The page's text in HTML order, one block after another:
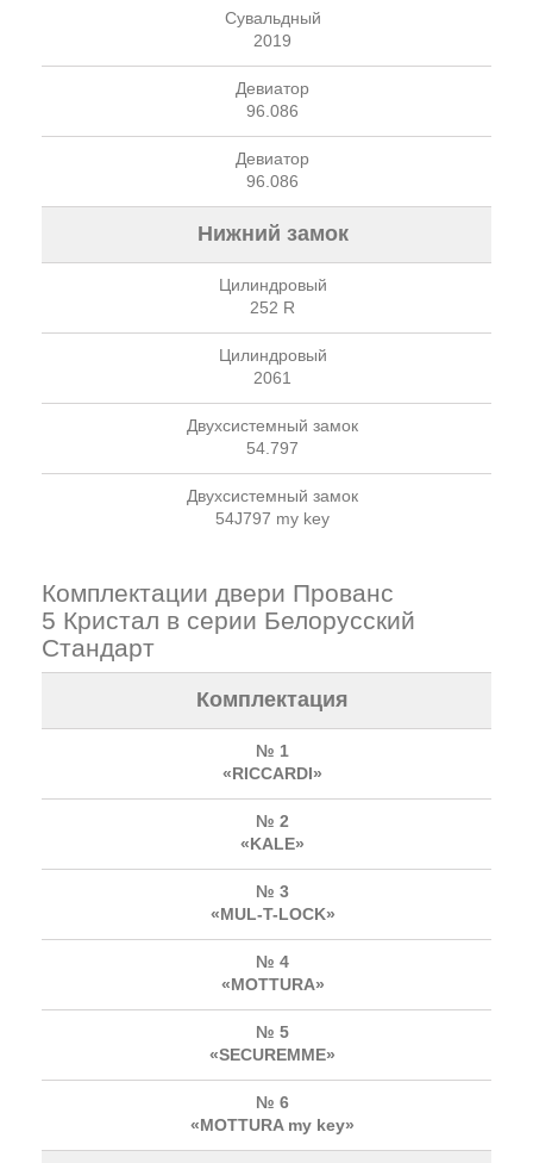
Сувальдный
2019
Девиатор
96.086
Девиатор
96.086
Нижний замок
Цилиндровый
252 R
Цилиндровый
2061
Двухсистемный замок
54.797
Двухсистемный замок
54J797 my key
Комплектации двери Прованс
5 Кристал в серии Белорусский
Стандарт
Комплектация
№ 1
«RICCARDI»
№ 2
«KALE»
№ 3
«MUL-T-LOCK»
№ 4
«MOTTURA»
№ 5
«SECUREMME»
№ 6
«MOTTURA my key»